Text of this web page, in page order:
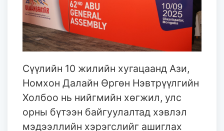
Сүүлийн 10 жилийн хугацаанд Ази,
Номхон Далайн Өргөн Нэвтрүүлгийн
Холбоо нь нийгмийн хөгжил, улс
орны бүтээн байгуулалтад хэвлэл
мэдээллийн хэрэгслийг ашиглах